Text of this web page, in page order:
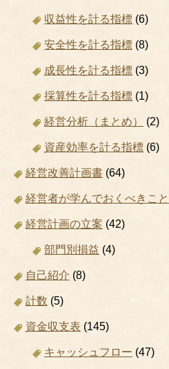
収益性を計る指標 (6)
安全性を計る指標 (8)
成長性を計る指標 (3)
採算性を計る指標 (1)
経営分析（まとめ） (2)
資産効率を計る指標 (6)
経営改善計画書 (64)
経営者が学んでおくべきこと
経営計画の立案 (42)
部門別損益 (4)
自己紹介 (8)
計数 (5)
資金収支表 (145)
キャッシュフロー (47)